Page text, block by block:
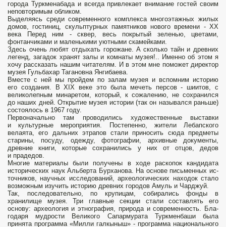
города Туркменабада и всегда привлекает внимание гостей своим
неповторимым обликом.
Выделяясь среди современного комплекса многоэтажных жилых
домов, гостиниц, скульптурных памятников нового времени - XX
века Перед ним - сквер, весь покры­тый зеленью, цветами,
фонтанчика­ми и маленькими уютными скамейками.
Здесь очень любят отдыхать горожане. A сколько тайн и древних
легенд, загадок хранят залы и ком­наты музея!.. Именно об этом я
хочу рассказать нашим читателям. И в этом мне поможет директор
музея Гульбахар Тагановна Янгибаева.
Вместе c ней мы пройдем по за­лам музея и вспомним историю
его создания. В ХIХ веке это была ме­четь персов - шиитов, c
великолеп­ным минаретом, который, к сожале­нию, не сохранился
до наших дней. Открытие музея истории (так он на­зывался раньше)
состоялось в 1967 году.
Первоначально там проводи­лись художественные выставки
и культурные мероприятия. Постепен­но, жители Лебапского
велаята, его дальних этрапов стали приносить сюда предметы
старины, посуду, одежду, фотографии, архивные до­кументы,
древние книги, которые со­хранились y них от отцoв, дедов
и прадедов.
Многие материалы были получены в ходе раскопок кандида­та
исторических наук Альберта Бур­ханова. На основе письменных ис­
точников, научных исследований, археологических находок стало
воз­можным изучить историю древних городов Амуль и Чарджуй.
Так, последовательно, по крупицам, собира­лись фонды в
хранилище музея. Три главные секции стали составлять его
основу: археология и этногра­фия, природа и совpеменность. Бла­
годаря мудрости Великого Сапарму­рата Туркменбаши была
принята программа «Милли галкыныш» - программа национального